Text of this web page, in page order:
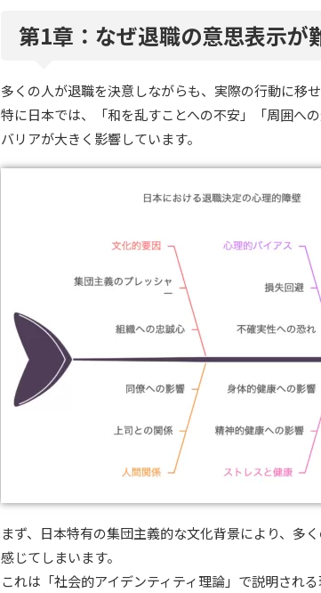
第1章：なぜ退職の意思表示が
多くの人が退職を決意しながらも、実際の行動に移
特に日本では、「和を乱すことへの不安」「周囲へ
バリアが大きく影響しています。
まず、日本特有の集団主義的な文化背景により、多
感じてしまいます。
これは「社会的アイデンティティ理論」で説明され